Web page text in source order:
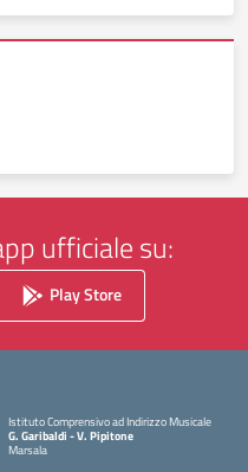
ufficiale su:
Play Store
Istituto Comprensivo ad Indirizzo Musicale
G. Garibaldi - V. Pipitone
Marsala